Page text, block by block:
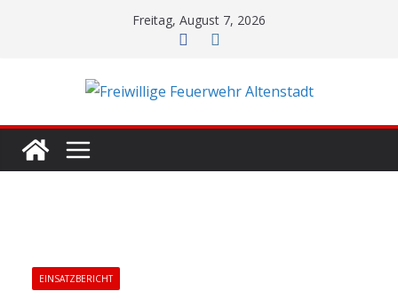
Freitag, August 7, 2026
EINSATZBERICHT